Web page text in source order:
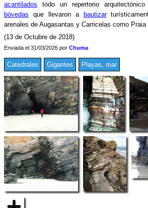
acantilados todo un repertorio
bóvedas que llevaron a bautizar
arenales de Augasantas y Carricelas como Praia
(13 de Octubre de 2018)
Enviada el 31/03/2026 por Chuma
Catedrales Gigantes Playas, mar